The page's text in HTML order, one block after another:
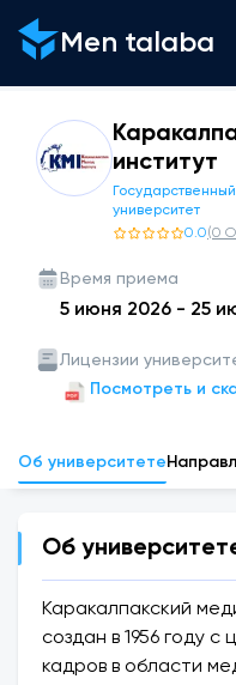
Men talaba
институт
Государственный
университет
0.0(0
Время приема
5 июня 2026 - 25
Лицензии
Посмотреть и
Об университете
Об
Каракалпакский
создан в 1956 году
кадров в области